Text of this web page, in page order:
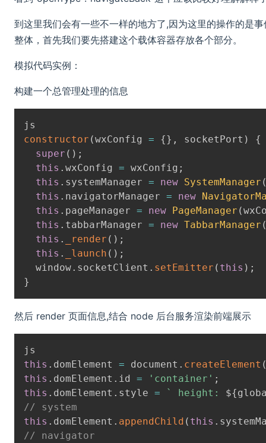
到这里我们会有一些不一样的地方了,因为这里的操作的是
整体，首先我们要先搭建这个载体容器存放各个部分。
模拟代码实例：
构建一个总管理处理的信息
constructor (wxConfig = {} , socketPort )
{
super ( ) ;
this . wxConfig = wxConfig ;
this . systemManager = new SystemManager
this . navigatorManager = new
this . pageManager = new PageManager (
this . tabbarManager = new TabbarManager
this . _render ( ) ;
this . _launch ( ) ;
  window
. socketClient . setEmitter ( this ) ;
}
然后 render 页面信息,结合 node 后台服务渲染前端展示
this . domElement = document . createElement
this . domElement . id = 'container' ;
this . domElement . style = ` height: ${
// system
this . domElement . appendChild ( this .
// navigator